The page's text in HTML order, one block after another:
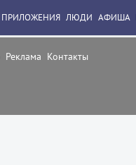
Реклама Контакты
ПРИЛОЖЕНИЯ ЛЮДИ АФИША